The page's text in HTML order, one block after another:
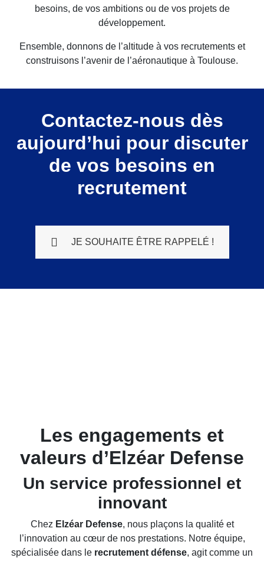
besoins, de vos ambitions ou de vos projets de
développement.
Ensemble, donnons de l’altitude à vos recrutements et
construisons l’avenir de l’aéronautique à Toulouse.
Contactez-nous dès
aujourd’hui pour discuter
de vos besoins en
recrutement
JE SOUHAITE ÊTRE RAPPELÉ !
Les engagements et
valeurs d’Elzéar Defense
Un service professionnel et
innovant
Chez Elzéar Defense, nous plaçons la qualité et
l’innovation au cœur de nos prestations. Notre équipe,
spécialisée dans le recrutement défense, agit comme un